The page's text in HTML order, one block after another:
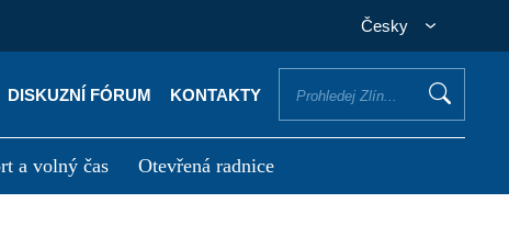
Česky
DISKUZNÍ FÓRUM KONTAKTY
a volný čas Otevřená radnice